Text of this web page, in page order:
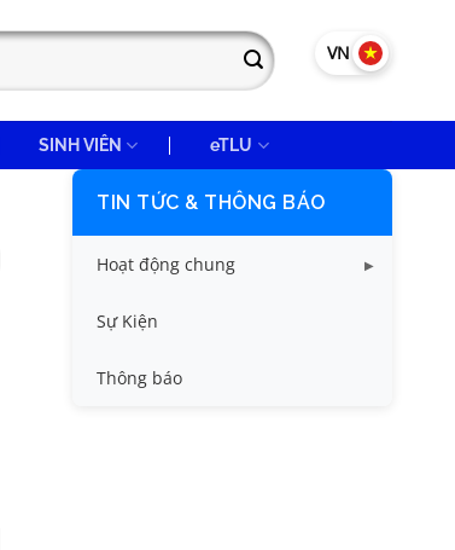
VN EN
SINH VIÊN eTLU
TIN TỨC & THÔNG BÁO
Hoạt động chung
Tin công tác sinh viên
Tin đào tạo
Sự Kiện
Thông báo